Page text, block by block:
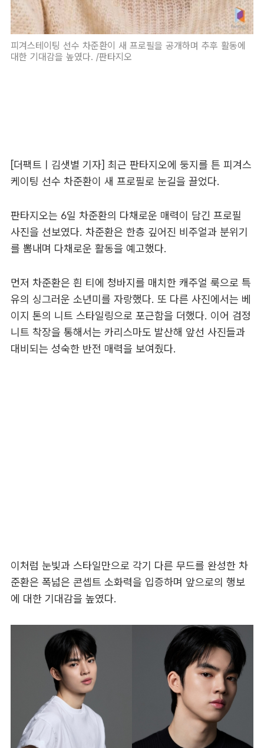
피겨스테이팅 선수 차준환이 새 프로필을 공개하며 추후 활동에
대한 기대감을 높였다. /판타지오
[더팩트ㅣ김샛별 기자] 최근 판타지오에 둥지를 튼 피겨스
케이팅 선수 차준환이 새 프로필로 눈길을 끌었다.
판타지오는 6일 차준환의 다채로운 매력이 담긴 프로필
사진을 선보였다. 차준환은 한층 깊어진 비주얼과 분위기
를 뽐내며 다채로운 활동을 예고했다.
먼저 차준환은 흰 티에 청바지를 매치한 캐주얼 룩으로 특
유의 싱그러운 소년미를 자랑했다. 또 다른 사진에서는 베
이지 톤의 니트 스타일링으로 포근함을 더했다. 이어 검정
니트 착장을 통해서는 카리스마도 발산해 앞선 사진들과
대비되는 성숙한 반전 매력을 보여줬다.
이처럼 눈빛과 스타일만으로 각기 다른 무드를 완성한 차
준환은 폭넓은 콘셉트 소화력을 입증하며 앞으로의 행보
에 대한 기대감을 높였다.